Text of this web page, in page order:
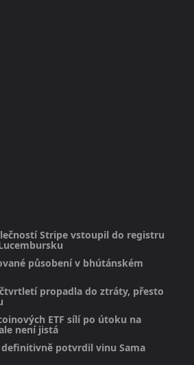
Stripe vstoupil do registru
působení v bhútánském
propadla do ztráty, přesto
ETF sílí po útoku na
není jistá
definitivně potvrdil vinu Sama